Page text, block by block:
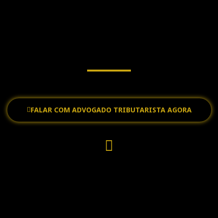
FALAR COM ADVOGADO TRIBUTARISTA AGORA